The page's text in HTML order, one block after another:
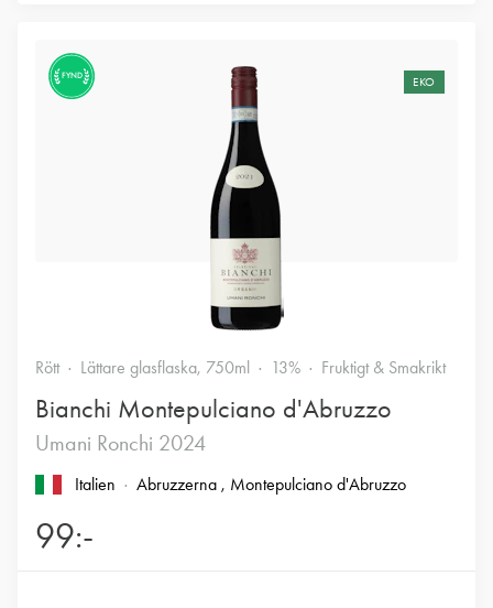
FYND EKO
Rött Lättare glasflaska, 750ml 13% Fruktigt & Smakrikt
Bianchi Montepulciano d'Abruzzo
Umani Ronchi 2024
Italien Abruzzerna , Montepulciano d'Abruzzo
99:-